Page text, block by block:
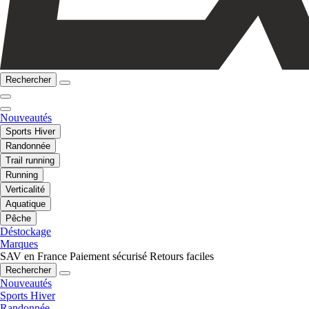
Rechercher
Nouveautés
Sports Hiver
Randonnée
Trail running
Running
Verticalité
Aquatique
Pêche
Déstockage
Marques
SAV en France Paiement sécurisé Retours faciles
Rechercher
Nouveautés
Sports Hiver